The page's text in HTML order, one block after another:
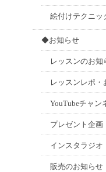
絵付けテクニッ
◆お知らせ
レッスンのお知
レッスンレポ・
YouTubeチャン
プレゼント企画
インスタラジオ
販売のお知らせ